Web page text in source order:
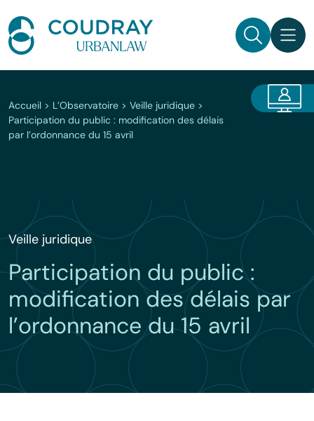
au
contenu
Rechercher
Accueil > L’Observatoire > Veille juridique >
Participation du public : modification des délais
par l’ordonnance du 15 avril
Veille juridique
Participation du public :
modification des délais par
l’ordonnance du 15 avril